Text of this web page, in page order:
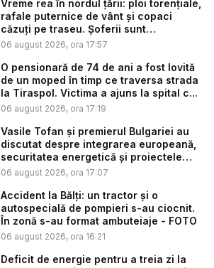
Vreme rea în nordul țării: ploi torențiale,
rafale puternice de vânt și copaci
căzuți pe traseu. Șoferii sunt
îndemnaț...
06 august 2026, ora 17:57
O pensionară de 74 de ani a fost lovită
de un moped în timp ce traversa strada
la Tiraspol. Victima a ajuns la spital c...
06 august 2026, ora 17:19
Vasile Tofan și premierul Bulgariei au
discutat despre integrarea europeană,
securitatea energetică și proiectele
co...
06 august 2026, ora 17:07
Accident la Bălți: un tractor și o
autospecială de pompieri s-au ciocnit.
În zonă s-au format ambuteiaje - FOTO
06 august 2026, ora 16:21
Deficit de energie pentru a treia zi la